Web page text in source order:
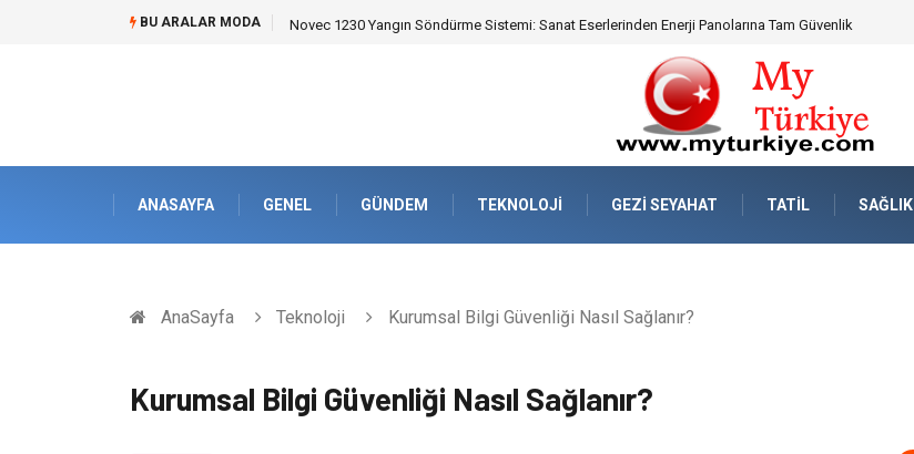
BU ARALAR MODA Skoda Yedek Parça Seçiminde Teknik Uyumluluk ve Sürüş Konforu
ANASAYFA GENEL GÜNDEM TEKNOLOJI GEZI SEYAHAT TATIL SAĞLIK
AnaSayfa Teknoloji Kurumsal Bilgi Güvenliği Nasıl Sağlanır?
Kurumsal Bilgi Güvenliği Nasıl Sağlanır?